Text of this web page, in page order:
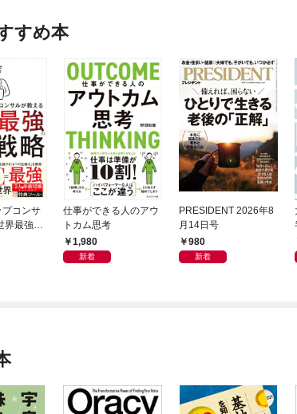
すめ本
コンサ
界最強の
仕事ができる人のアウ
トカム思考
1,980
新着
PRESIDENT 2026年8
月14日号
980
新着